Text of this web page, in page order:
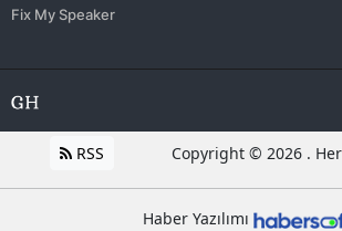
Fix My Speaker
RSS Copyright © 2026 . Her
Haber Yazılımı